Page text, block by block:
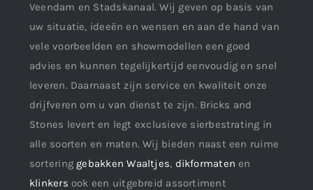
Veendam en Stadskanaal. Wij geven op basis van
uw situatie, ideeën en wensen en aan de hand van
vele voorbeelden en showmodellen een goed
advies en kunnen tegelijkertijd eenvoudig en snel
leveren. Daarnaast zijn service en kwaliteit onze
drijfveren om u van dienst te zijn. Bricks and
Stones levert en legt exclusieve sierbestrating in
alle soorten en maten. Wij bieden naast een ruime
sortering gebakken Waaltjes, dikformaten en
klinkers ook een uitgebreid assortiment